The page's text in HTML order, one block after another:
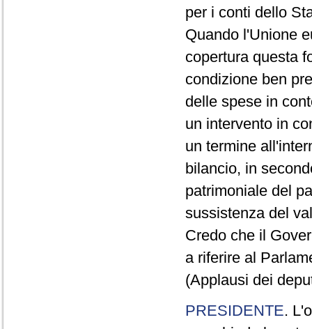
per i conti dello
Quando l'Unione
copertura questa
condizione ben
delle spese in
un intervento in
un termine
bilancio, in
patrimoniale del
sussistenza del
Credo che il
a riferire al
(Applausi dei
PRESIDENTE.